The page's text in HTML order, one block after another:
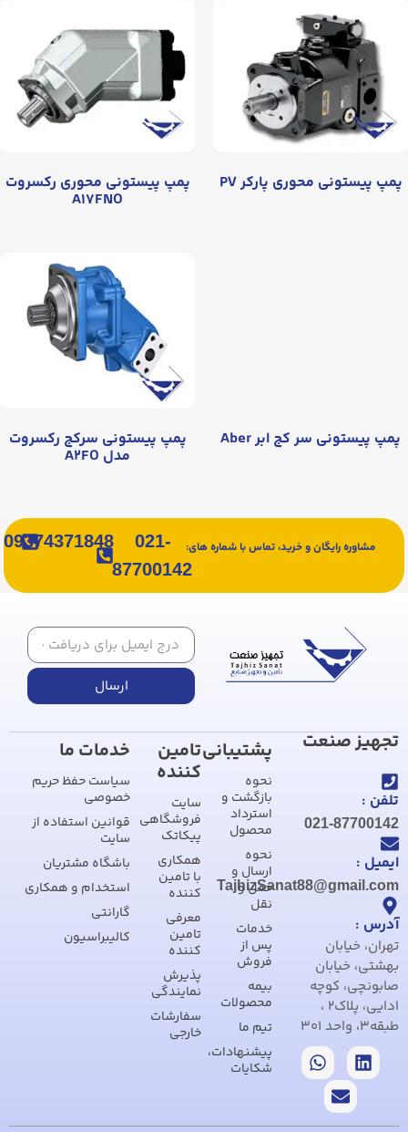
پمپ پیستونی محوری پارکر PV پمپ پیستونی محوری رکسروت
A۱۷FNO
پمپ پیستونی سر کج ابر Aber پمپ پیستونی سرکج رکسروت
مدل A۲FO
مشاوره رایگان و خرید، تماس با شماره های:
021-
87700142
09374371848
ارسال
تجهیز صنعت
تلفن :
021-87700142
ایمیل :
TajhizSanat88@gmail.com
آدرس :
تهران، خیابان
بهشتی، خیابان
صابونچی، کوچه
ادایی، پلاک2 ،
طبقه3، واحد 301
پشتیبانی
نحوه
بازگشت و
استرداد
محصول
نحوه
ارسال و
حمل و
نقل
خدمات
پس از
فروش
بیمه
محصولات
تیم ما
پیشنهادات،
شکایات
تامین
کننده
سایت
فروشگاهی
پیکاتک
همکاری
با تامین
کننده
معرفی
تامین
کننده
پذیرش
نمایندگی
سفارشات
خارجی
خدمات ما
سیاست حفظ حریم
خصوصی
قوانین استفاده از
سایت
باشگاه مشتریان
استخدام و همکاری
گارانتی
کالیبراسیون